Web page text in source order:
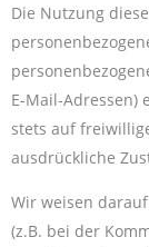
Die Nutzung
E-Mail-Adressen)
stets auf
ausdrückliche
Wir weisen
(z.B. bei der